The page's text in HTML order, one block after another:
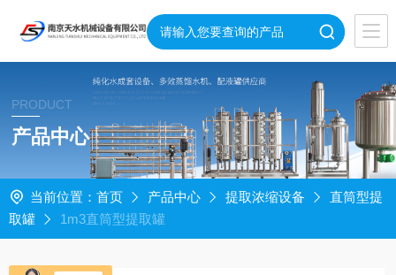
PRODUCT
产品中心
当前位置： 首页 产品中心 提取浓缩设备
直筒型提
取罐
1m3直筒型提取罐